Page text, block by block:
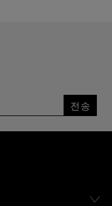
전송